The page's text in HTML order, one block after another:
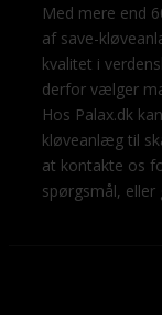
Med mere end
af save-
kvalitet i
derfor vælger
Hos Palax.dk
kløveanlæg til
at kontakte os
spørgsmål, eller